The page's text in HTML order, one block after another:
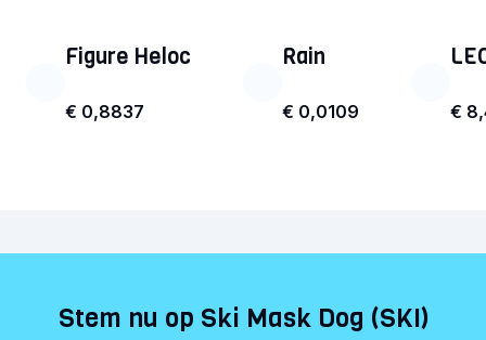
Figure Heloc
€ 0,8837
Rain
€ 0,0109 €
Stem nu op Ski Mask Dog (SKI)